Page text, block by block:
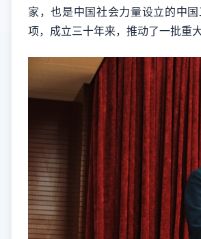
家，也是中国社会力量设立的中
项，成立三十年来，推动了一批重